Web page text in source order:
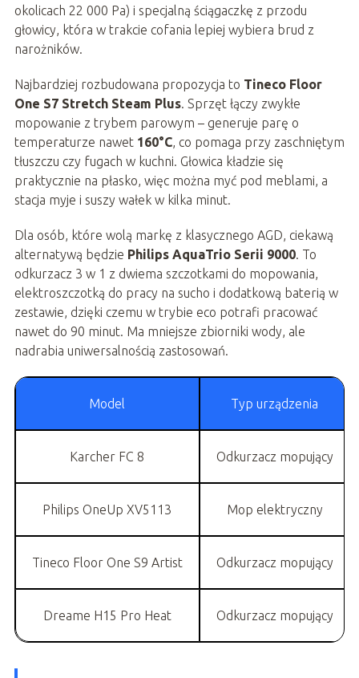
okolicach 22 000 Pa) i specjalną ściągaczkę z przodu
głowicy, która w trakcie cofania lepiej wybiera brud z
narożników.
Najbardziej rozbudowana propozycja to Tineco Floor
One S7 Stretch Steam Plus. Sprzęt łączy zwykłe
mopowanie z trybem parowym – generuje parę o
temperaturze nawet 160°C, co pomaga przy zaschniętym
tłuszczu czy fugach w kuchni. Głowica kładzie się
praktycznie na płasko, więc można myć pod meblami, a
stacja myje i suszy wałek w kilka minut.
Dla osób, które wolą markę z klasycznego AGD, ciekawą
alternatywą będzie Philips AquaTrio Serii 9000. To
odkurzacz 3 w 1 z dwiema szczotkami do mopowania,
elektroszczotką do pracy na sucho i dodatkową baterią w
zestawie, dzięki czemu w trybie eco potrafi pracować
nawet do 90 minut. Ma mniejsze zbiorniki wody, ale
nadrabia uniwersalnością zastosowań.
Model Typ urządzenia
Karcher FC 8 Odkurzacz mopujący
Philips OneUp XV5113 Mop elektryczny
Tineco Floor One S9 Artist Odkurzacz mopujący
Dreame H15 Pro Heat Odkurzacz mopujący